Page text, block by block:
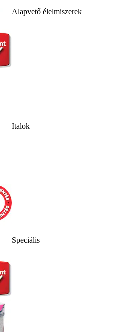
Alapvető élelmiszerek
Italok
Speciális